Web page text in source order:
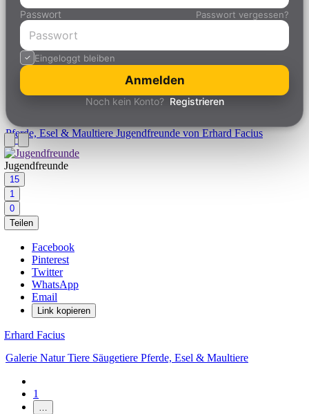
Passwort Passwort vergessen?
Eingeloggt bleiben
Anmelden
Noch kein Konto? Registrieren
Pferde, Esel & MaultiereJugendfreunde von Erhard Facius
Jugendfreunde
15
1
0
Teilen
Facebook
Pinterest
Twitter
WhatsApp
Email
Link kopieren
Erhard Facius
Galerie NaturTiere Säugetiere Pferde, Esel & Maultiere
1
…